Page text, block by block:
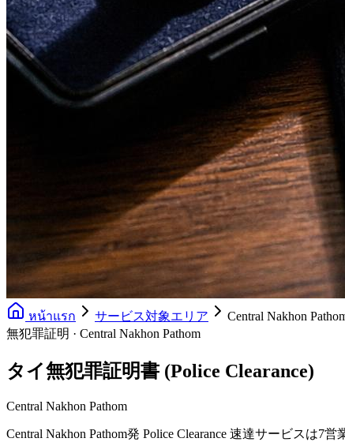
หน้าแรก サービス対象エリア Central Nakhon
無犯罪証明 · Central Nakhon Pathom
タイ無犯罪証明書 (Police Clearance)
Central Nakhon Pathom
Central Nakhon Pathom発 Police Clearance 速達サービスは